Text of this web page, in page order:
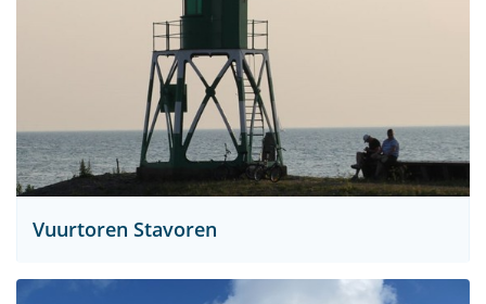
Vuurtoren Stavoren